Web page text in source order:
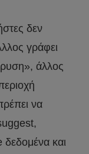
δεν
γράφει
άλλος
να
και